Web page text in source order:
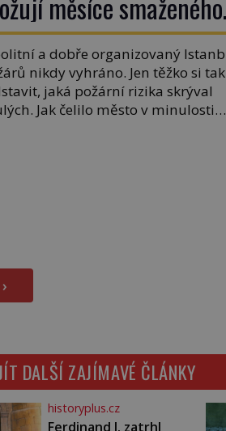
měsíce smaženého
a dobře organizovaný
nikdy vyhráno. Jen těžko si tak
jaká požární rizika skrýval
Jak čelilo město v minulosti
DALŠÍ ZAJÍMAVÉ ČLÁNKY
historyplus.cz
Ferdinand I. zatrhl